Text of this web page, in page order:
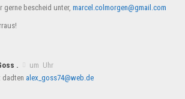
gerne bescheid unter, marcel.colmorgen@gmail.com
.
um Uhr
dadten alex_goss74@web.de